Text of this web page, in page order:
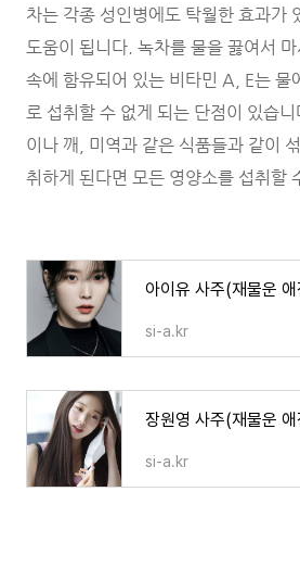
차는 각종 성인병에도 탁월한 효과가
도움이 됩니다. 녹차를 물을 끓여서
속에 함유되어 있는 비타민 A, E는 물
로 섭취할 수 없게 되는 단점이 있습
이나 깨, 미역과 같은 식품들과 같이
취하게 된다면 모든 영양소를 섭취할
si-a.kr
si-a.kr